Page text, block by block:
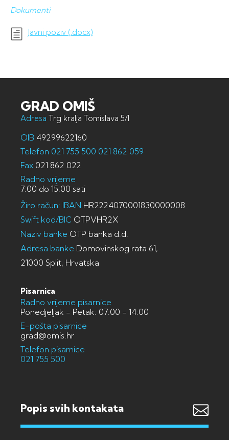
Dokumenti
Javni poziv (.docx)
GRAD OMIŠ
Adresa Trg kralja Tomislava 5/I
OIB 49299622160
Telefon 021 755 500 021 862 059
Fax 021 862 022
Radno vrijeme
7:00 do 15:00 sati
Žiro račun: IBAN HR2224070001830000008
Swift kod/BIC OTPVHR2X
Naziv banke OTP banka d.d.
Adresa banke Domovinskog rata 61,
21000 Split, Hrvatska
Pisarnica
Radno vrijeme pisarnice
Ponedjeljak - Petak: 07:00 - 14:00
E-pošta pisarnice
grad@omis.hr
Telefon pisarnice
021 755 500
Popis svih kontakata